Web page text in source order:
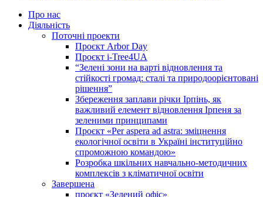
Про нас
Діяльність
Поточні проекти
Проєкт Arbor Day
Проєкт i-Tree4UA
“Зелені зони на варті відновлення та
стійкості громад: cталі та природоорієнтовані
рішення”
Збереження заплави річки Ірпінь, як
важливий елемент відновлення Ірпеня за
зеленими принципами
Проєкт «Per aspera ad astra: зміцнення
екологічної освіти в Україні інституційно
спроможною командою»
Розробка шкільних навчально-методичних
комплексів з кліматичної освіти
Завершена
проєкт «Зелений офіс»